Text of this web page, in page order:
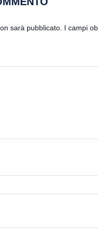
sarà pubblicato. I campi